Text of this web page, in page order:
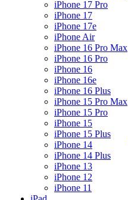
iPhone 17 Pro
iPhone 17
iPhone 17e
iPhone Air
iPhone 16 Pro Max
iPhone 16 Pro
iPhone 16
iPhone 16e
iPhone 16 Plus
iPhone 15 Pro Max
iPhone 15 Pro
iPhone 15
iPhone 15 Plus
iPhone 14
iPhone 14 Plus
iPhone 13
iPhone 12
iPhone 11